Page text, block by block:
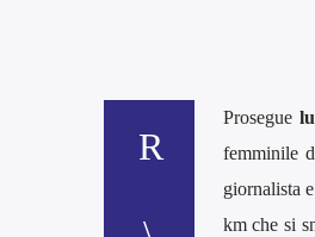
Prosegue
femminile
giornalista
km che si